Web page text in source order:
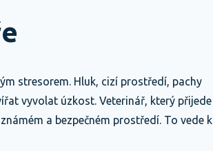
stresorem. Hluk, cizí prostředí, pachy
vyvolat úzkost. Veterinář, který přijede
a bezpečném prostředí. To vede k